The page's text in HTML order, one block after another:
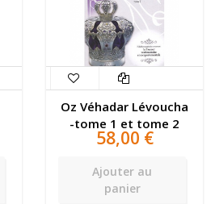
Oz Véhadar Lévoucha
-tome 1 et tome 2
58,00 €
Ajouter au
panier